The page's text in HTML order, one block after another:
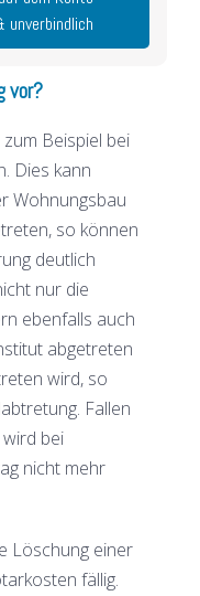
vor?
Beispiel bei
Dies kann
Wohnungsbau
so können
deutlich
nur die
ebenfalls auch
abgetreten
wird, so
Fallen
bei
nicht mehr
Löschung einer
fällig.